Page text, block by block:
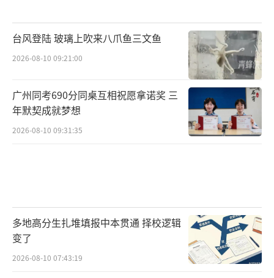
台风登陆 玻璃上吹来八爪鱼三文鱼
2026-08-10 09:21:00
广州同考690分同桌互相祝愿拿诺奖 三
年默契成就梦想
2026-08-10 09:31:35
多地高分生扎堆填报中本贯通 择校逻辑
变了
2026-08-10 07:43:19